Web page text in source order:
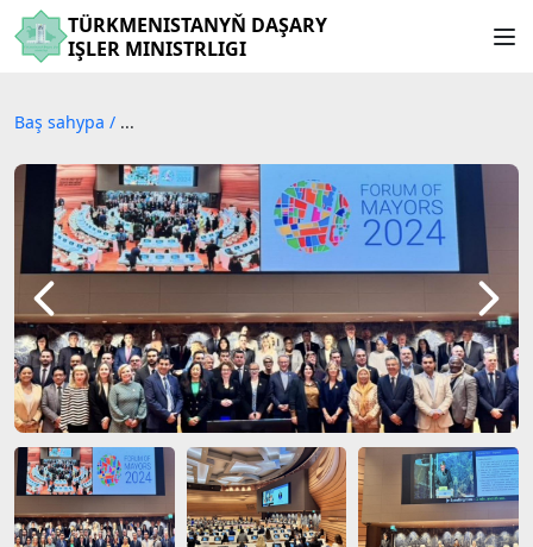
TÜRKMENISTANYŇ DAŞARY
IŞLER MINISTRLIGI
Baş sahypa / ...